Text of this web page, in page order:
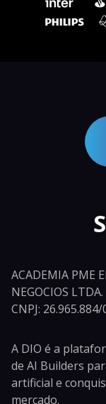
ACADEMIA PME
NEGOCIOS LTDA.
CNPJ:
A DIO é a
de AI Builders
artificial e
mercado.